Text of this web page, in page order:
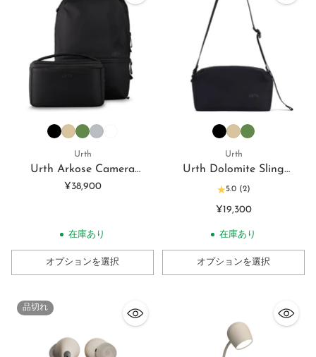
Urth
Urth Arkose Camera
Backpack Set
サート
¥38,900
在庫あり
オプションを選択
Urth
Urth Dolomite Sling
クロスボディカメラスリン
グバッグ 5.1L
5.0 (2)
¥19,300
在庫あり
オプションを選択
品切れ